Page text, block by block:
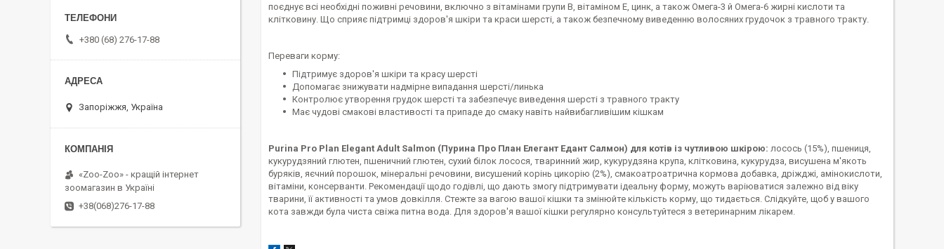
поєднує всі необхідні поживні речовини, включно з вітамінами групи B, вітаміном Е, цинк, а також Омега-3 й Омега-6 жирні кислоти та
клітковину. Що сприяє підтримці здоров'я шкіри та краси шерсті, а також безпечному виведенню волосяних грудочок з травного тракту.
Переваги корму:
Підтримує здоров'я шкіри та красу шерсті
Допомагає знижувати надмірне випадання шерсті/линька
Контролює утворення грудок шерсті та забезпечує виведення шерсті з травного тракту
Має чудові смакові властивості та припаде до смаку навіть найвибагливішим кішкам
Purina Pro Plan Elegant Adult Salmon (Пурина Про План Елегант Едант Салмон) для котів із чутливою шкірою: лосось (15%), пшениця,
кукурудзяний глютен, пшеничний глютен, сухий білок лосося, тваринний жир, кукурудзяна крупа, клітковина, кукурудза, висушена м'якоть
буряків, яєчний порошок, мінеральні речовини, висушений корінь цикорію (2%), смакоатроатрична кормова добавка, дріжджі, амінокислоти,
вітаміни, консерванти. Рекомендації щодо годівлі, що дають змогу підтримувати ідеальну форму, можуть варіюватися залежно від віку
тварини, її активності та умов довкілля. Стежте за вагою вашої кішки та змінюйте кількість корму, що тидається. Слідкуйте, щоб у вашого
кота завжди була чиста свіжа питна вода. Для здоров'я вашої кішки регулярно консультуйтеся з ветеринарним лікарем.
+380 (68) 276-17-88
Запоріжжя, Україна
«Zoo-Zoo» - кращій інтернет
зоомагазин в Україні
+38(068)276-17-88